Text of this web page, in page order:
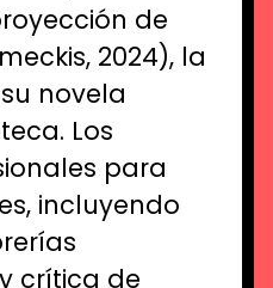
de
2024), la
novela
Los
para
incluyendo
crítica de